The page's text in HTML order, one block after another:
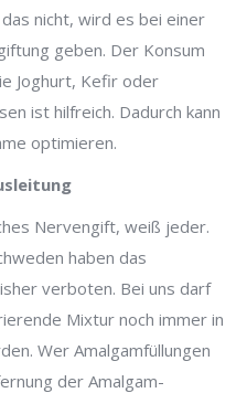
nicht, wird es bei einer
geben. Der Konsum
Joghurt, Kefir oder
ist hilfreich. Dadurch kann
optimieren.
Nervengift, weiß jeder.
haben das
verboten. Bei uns darf
Mixtur noch immer in
Wer Amalgamfüllungen
der Amalgam-